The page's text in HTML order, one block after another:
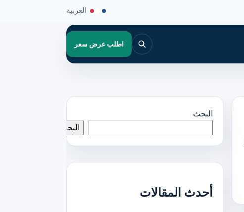
العربية
اطلب عرض سعر
البحث
البحث
أحدث المقالات